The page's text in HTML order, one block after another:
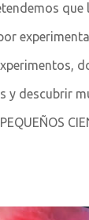
que
y descubrir